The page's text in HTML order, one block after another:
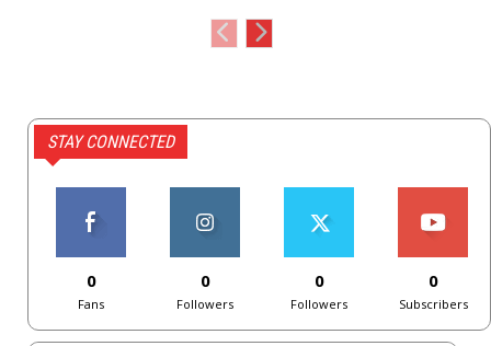
STAY CONNECTED
0
Fans
0
Followers
0
Followers
0
Subscribers